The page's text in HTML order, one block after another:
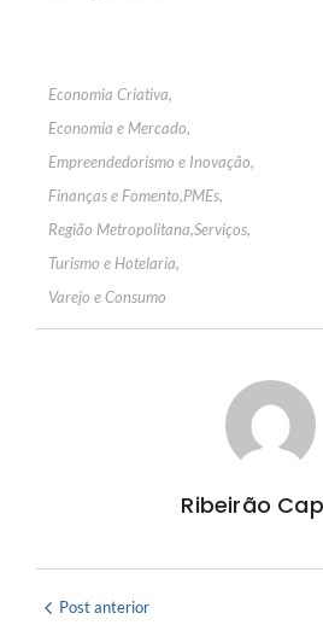
Economia Criativa,
Economia e Mercado,
Empreendedorismo e Inovação,
Finanças e Fomento,PMEs,
Região Metropolitana,Serviços,
Turismo e Hotelaria,
Varejo e Consumo
Ribeirão
Post anterior